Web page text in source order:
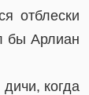
отблески
бы Арлиан
когда